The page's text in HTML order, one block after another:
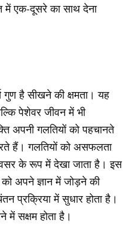
में एक-दूसरे का साथ देना
गुण है सीखने की क्षमता। यह
पेशेवर जीवन में भी
अपनी गलतियों को पहचानते
हैं। गलतियों को असफलता
के रूप में देखा जाता है। इस
अपने ज्ञान में जोड़ने की
प्रक्रिया में सुधार होता है।
में सक्षम होता है।